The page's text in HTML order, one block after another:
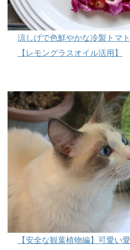
涼しげで色鮮やかな冷製トマ
【レモングラスオイル活用】
【安全な観葉植物編】可愛い